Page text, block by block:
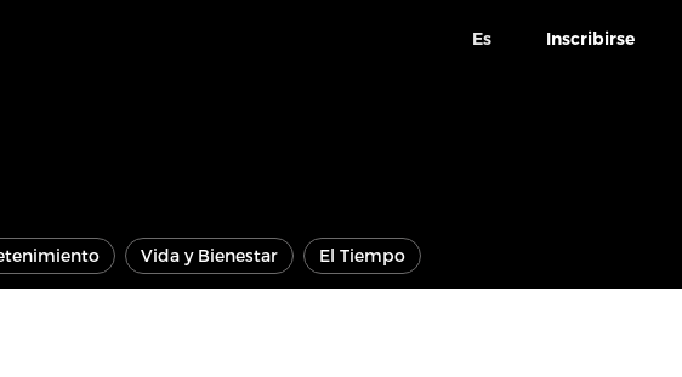
Es Inscribirse
Vida y Bienestar El Tiempo